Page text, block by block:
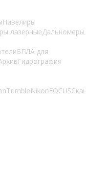
Нивелиры
лазерныеДальномеры
БПЛА для
Гидрография
TrimbleNikonFOCUS